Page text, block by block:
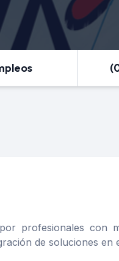
profesionales
de soluciones